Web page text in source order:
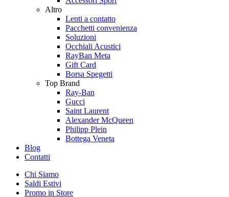
Altro
Lenti a contatto
Pacchetti convenienza
Soluzioni
Occhiali Acustici
RayBan Meta
Gift Card
Borsa Spegetti
Top Brand
Ray-Ban
Gucci
Saint Laurent
Alexander McQueen
Philipp Plein
Bottega Veneta
Blog
Contatti
Chi Siamo
Saldi Estivi
Promo in Store